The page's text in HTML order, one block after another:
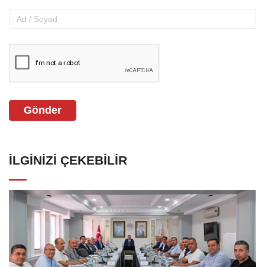
Gönder
İLGINIZI ÇEKEBILIR